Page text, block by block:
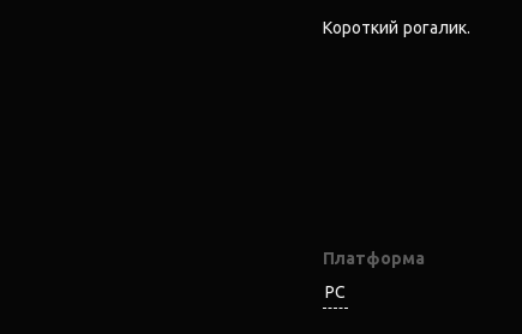
Короткий рогалик.
Платформа
PC